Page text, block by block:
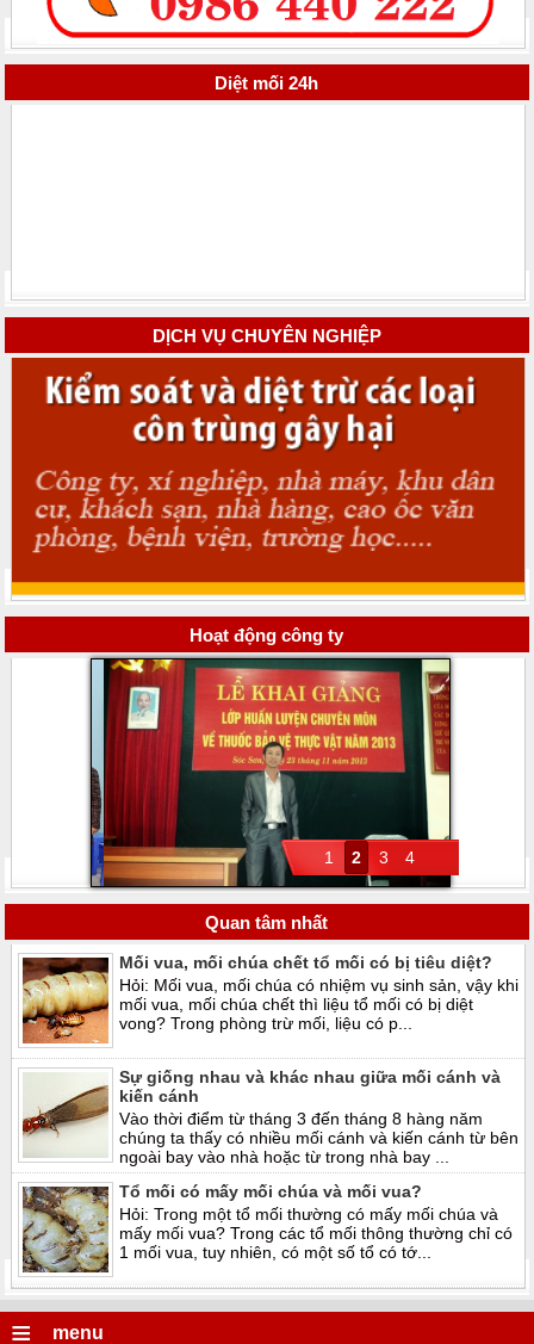
Diệt mối 24h
DỊCH VỤ CHUYÊN NGHIỆP
Hoạt động công ty
1 2 3 4
Quan tâm nhất
Mối vua, mối chúa chết tổ mối có bị tiêu diệt?
Hỏi: Mối vua, mối chúa có nhiệm vụ sinh sản, vậy khi
mối vua, mối chúa chết thì liệu tổ mối có bị diệt
vong? Trong phòng trừ mối, liệu có p...
Sự giống nhau và khác nhau giữa mối cánh và
kiến cánh
Vào thời điểm từ tháng 3 đến tháng 8 hàng năm
chúng ta thấy có nhiều mối cánh và kiến cánh từ bên
ngoài bay vào nhà hoặc từ trong nhà bay ...
Tổ mối có mấy mối chúa và mối vua?
Hỏi: Trong một tổ mối thường có mấy mối chúa và
mấy mối vua? Trong các tổ mối thông thường chỉ có
1 mối vua, tuy nhiên, có một số tổ có tớ...
≡ menu